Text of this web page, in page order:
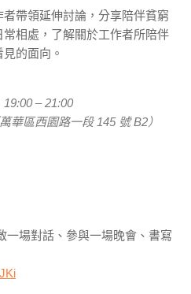
帶領延伸討論，分享陪伴貧窮
相處，了解關於工作者所陪伴
的面向。
– 21:00
華區西園路一段 145 號 B2）
場對話、參與一場晚會、書寫